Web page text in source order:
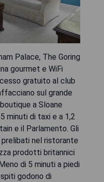
Palace, The Goring
gourmet e WiFi
gratuito al club
sul grande
a Sloane
minuti di taxi e a 1,2
e il Parlamento. Gli
nel ristorante
prodotti britannici
di 5 minuti a piedi
godono di